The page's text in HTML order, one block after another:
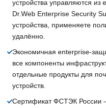
устройства управляются из
Dr.Web Enterprise Security
устройства, применяете
удалённо.
Экономичная enterprise-
все компоненты
отдельные продукты для
устройств.
Сертификат ФСТЭК России